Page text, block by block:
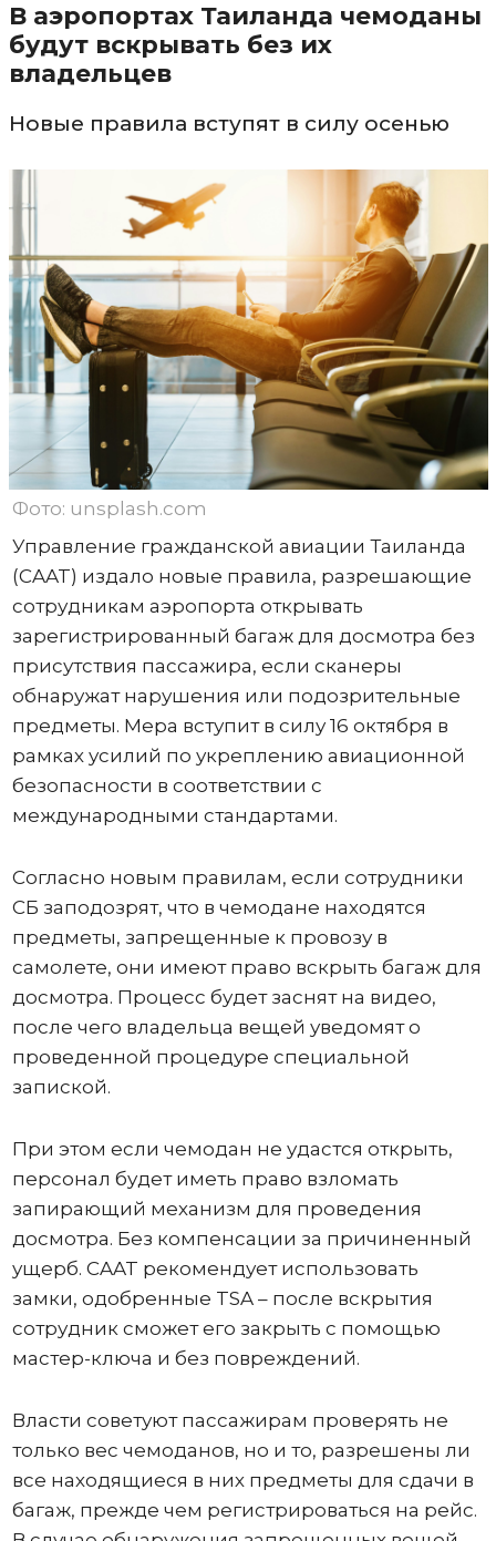
В аэропортах Таиланда чемоданы
будут вскрывать без их
владельцев
Новые правила вступят в силу осенью
Фото: unsplash.com
Управление гражданской авиации Таиланда
(CAAT) издало новые правила, разрешающие
сотрудникам аэропорта открывать
зарегистрированный багаж для досмотра без
присутствия пассажира, если сканеры
обнаружат нарушения или подозрительные
предметы. Мера вступит в силу 16 октября в
рамках усилий по укреплению авиационной
безопасности в соответствии с
международными стандартами.
Согласно новым правилам, если сотрудники
СБ заподозрят, что в чемодане ​​находятся
предметы, запрещенные к провозу в
самолете, они имеют право вскрыть багаж для
досмотра. Процесс будет заснят на видео,
после чего владельца вещей уведомят о
проведенной процедуре специальной
запиской.
При этом если чемодан не удастся открыть,
персонал будет иметь право взломать
запирающий механизм для проведения
досмотра. Без компенсации за причиненный
ущерб. CAAT рекомендует использовать
замки, одобренные TSA – после вскрытия
сотрудник сможет его закрыть с помощью
мастер-ключа и без повреждений.
Власти советуют пассажирам проверять не
только вес чемоданов, но и то, разрешены ли
все находящиеся в них предметы для сдачи в
багаж, прежде чем регистрироваться на рейс.